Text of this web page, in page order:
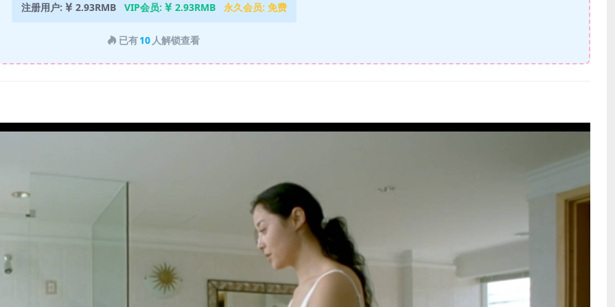
注册用户: 2.93RMB VIP会员: 2.93RMB 永久会员: 免费
已有10 人解锁查看